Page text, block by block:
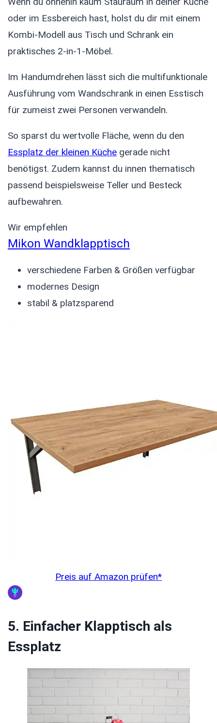
oder im Essbereich hast, holst du dir mit einem
Kombi-Modell aus Tisch und Schrank ein
praktisches 2-in-1-Möbel.
Im Handumdrehen lässt sich die multifunktionale
Ausführung vom Wandschrank in einen Esstisch
für zumeist zwei Personen verwandeln.
So sparst du wertvolle Fläche, wenn du den
Essplatz der kleinen Küche gerade nicht
benötigst. Zudem kannst du innen thematisch
passend beispielsweise Teller und Besteck
aufbewahren.
Wir empfehlen
Mikon Wandklapptisch
verschiedene Farben & Größen verfügbar
modernes Design
stabil & platzsparend
Preis auf Amazon prüfen*
5. Einfacher Klapptisch als
Essplatz